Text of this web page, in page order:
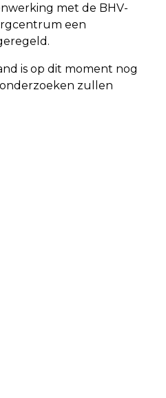
met de BHV-
een
is op dit moment nog
zullen